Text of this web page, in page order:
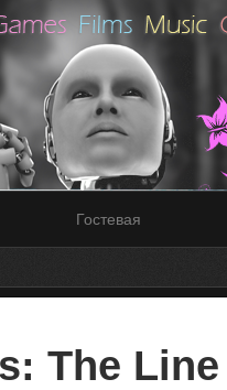
Гостевая
The Line